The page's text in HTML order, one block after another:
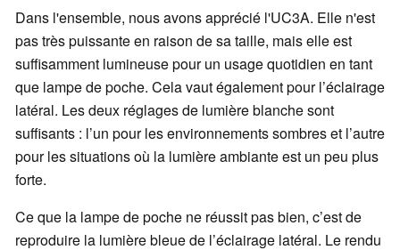
Dans l'ensemble, nous avons apprécié l'UC3A. Elle n'est
pas très puissante en raison de sa taille, mais elle est
suffisamment lumineuse pour un usage quotidien en tant
que lampe de poche. Cela vaut également pour l’éclairage
latéral. Les deux réglages de lumière blanche sont
suffisants : l’un pour les environnements sombres et l’autre
pour les situations où la lumière ambiante est un peu plus
forte.
Ce que la lampe de poche ne réussit pas bien, c’est de
reproduire la lumière bleue de l’éclairage latéral. Le rendu